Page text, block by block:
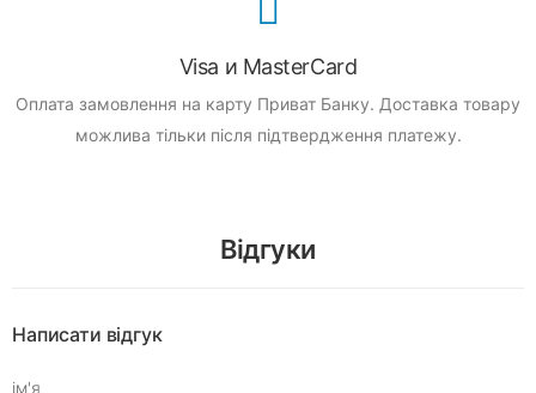
Visa и MasterCard
Оплата замовлення на карту Приват Банку. Доставка товару
можлива тільки після підтвердження платежу.
Відгуки
Написати відгук
ім'я